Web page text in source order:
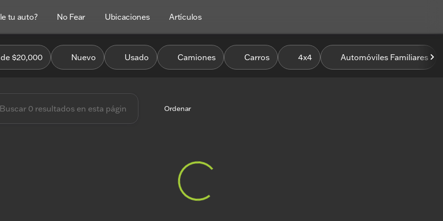
tu auto? No Fear Ubicaciones Artículos
Coches
$20,000 Nuevo Usado Camiones Carros 4x4 Automóviles Familiares
Ordenar